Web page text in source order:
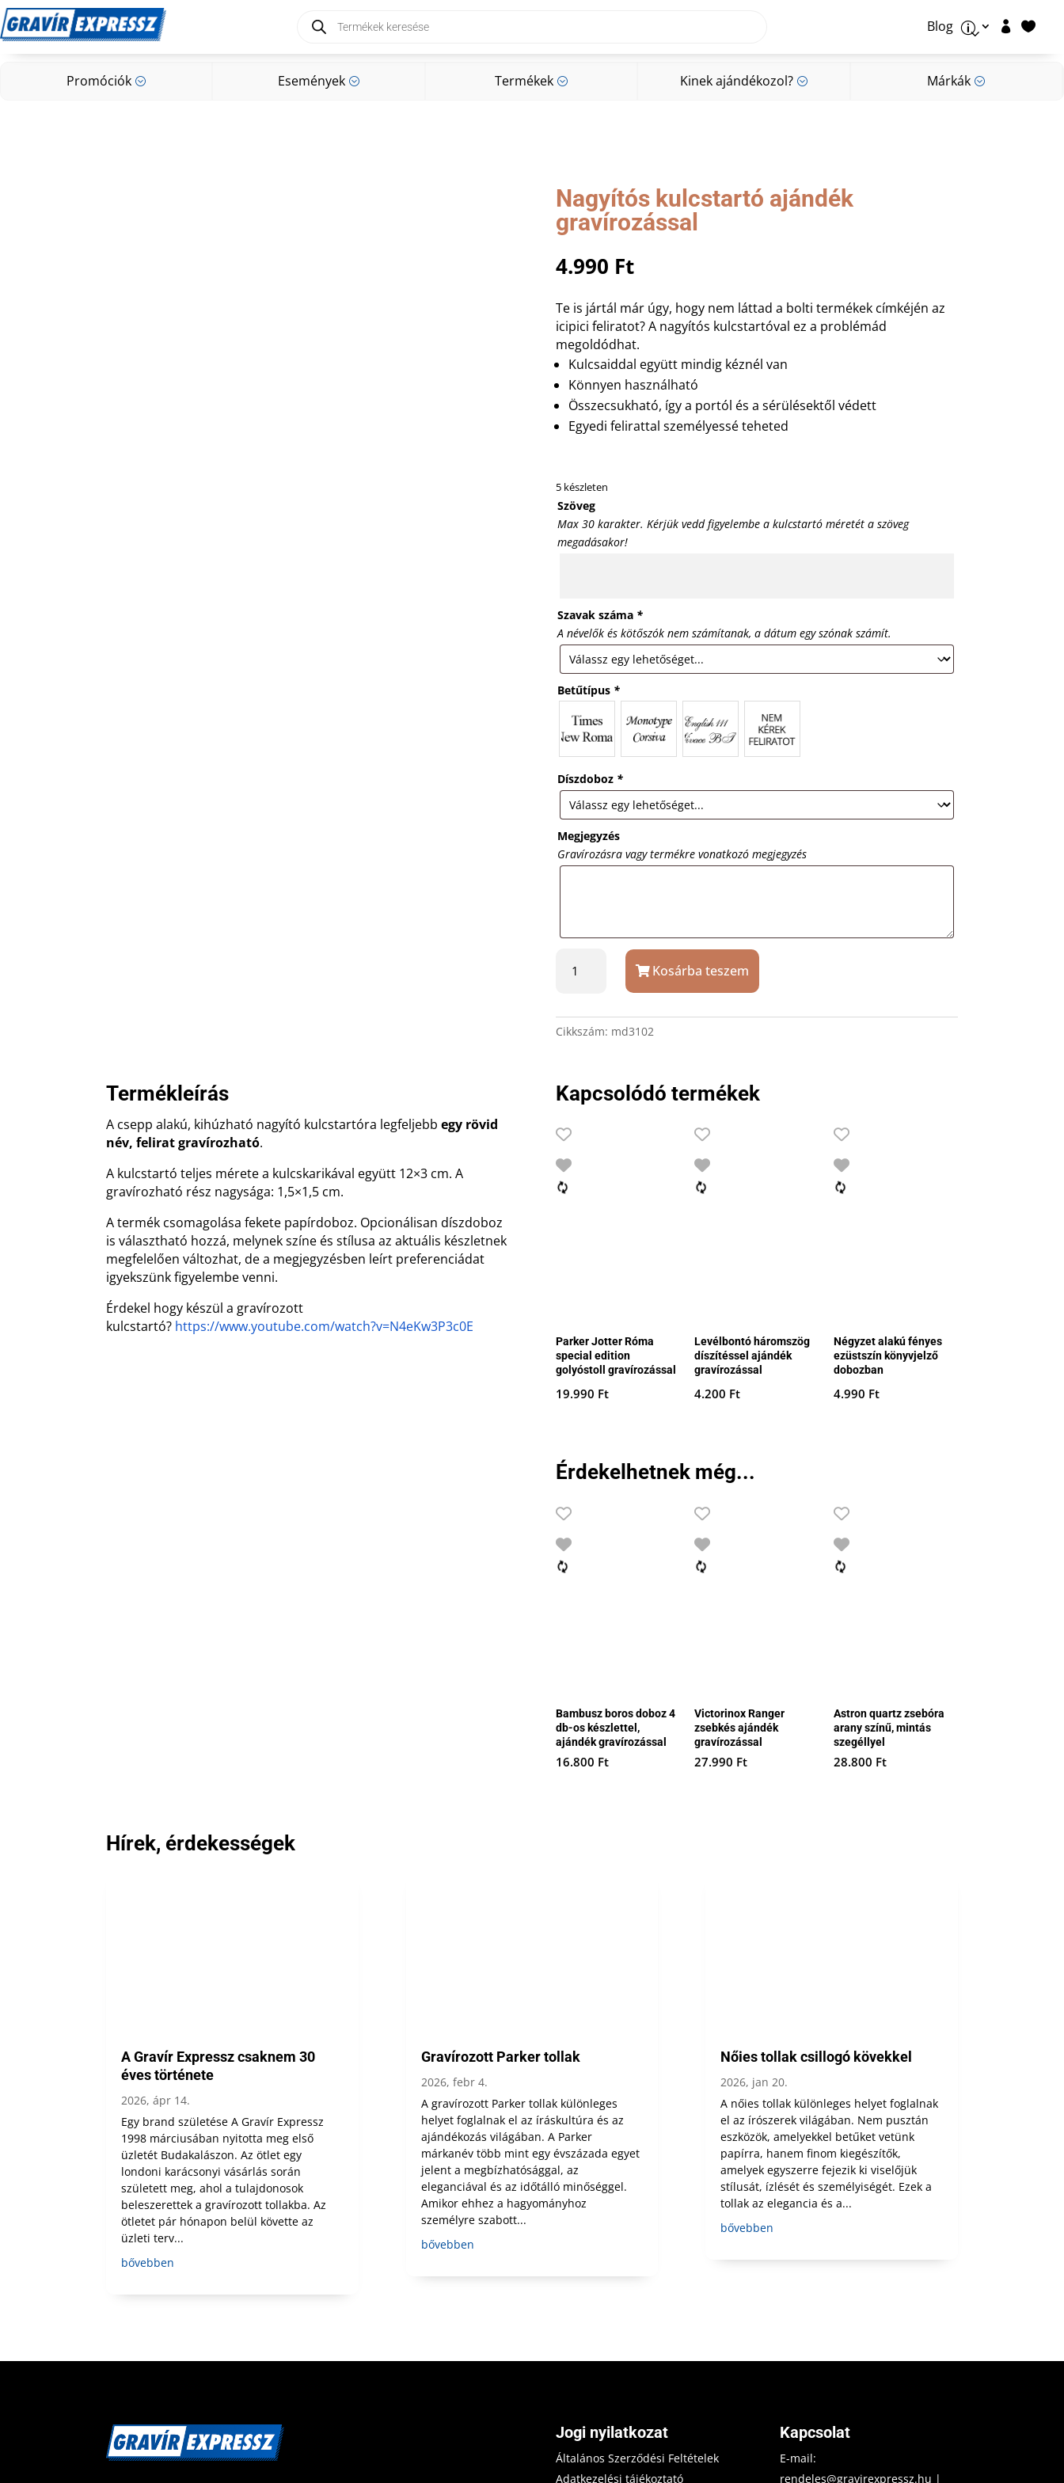
search Blog p  
Promóciók ; Események ; Termékek ; Kinek ajándékozol? ; Márkák ;
Promóciók; Események Márkák;
Nagyítós kulcstartó ajándék
gravírozással
4.990 Ft
Te is jártál már úgy, hogy nem láttad a bolti termékek címkéjén az
icipici feliratot? A nagyítós kulcstartóval ez a problémád
megoldódhat.
Kulcsaiddal együtt mindig kéznél van
Könnyen használható
Összecsukható, így a portól és a sérülésektől védett
Egyedi felirattal személyessé teheted
5 készleten
Szöveg
Max 30 karakter. Kérjük vedd figyelembe a kulcstartó méretét a szöveg
megadásakor!
Szavak száma *
A névelők és kötőszók nem számítanak, a dátum egy szónak számít.
Betűtípus *
Díszdoboz *
Megjegyzés
Gravírozásra vagy termékre vonatkozó megjegyzés
kulcstartó
mennyiség
Kosárba teszem
Cikkszám: md3102
Termékleírás
A csepp alakú, kihúzható nagyító kulcstartóra legfeljebbegy rövid
név, felirat gravírozható.
A kulcstartó teljes mérete a kulcskarikával együtt 12×3 cm. A
gravírozható rész nagysága: 1,5×1,5 cm.
A termék csomagolása fekete papírdoboz. Opcionálisan díszdoboz
is választható hozzá, melynek színe és stílusa az aktuális készletnek
megfelelően változhat, de a megjegyzésben leírt preferenciádat
igyekszünk figyelembe venni.
Érdekel hogy készül a gravírozott
kulcstartó? https://www.youtube.com/watch?v=N4eKw3P3c0E
Kapcsolódó termékek
Parker Jotter Róma
special edition
golyóstoll gravírozással
19.990 Ft
Levélbontó háromszög
díszítéssel ajándék
gravírozással
4.200 Ft
Négyzet alakú fényes
ezüstszín könyvjelző
dobozban
4.990 Ft
Érdekelhetnek még...
Bambusz boros doboz 4
db-os készlettel,
ajándék gravírozással
16.800 Ft
Victorinox Ranger
zsebkés ajándék
gravírozással
27.990 Ft
Astron quartz zsebóra
arany színű, mintás
szegéllyel
28.800 Ft
Hírek, érdekességek
A Gravír Expressz csaknem 30
éves története
2026, ápr 14.
Egy brand születése A Gravír Expressz
1998 márciusában nyitotta meg első
üzletét Budakalászon. Az ötlet egy
londoni karácsonyi vásárlás során
született meg, ahol a tulajdonosok
beleszerettek a gravírozott tollakba. Az
ötletet pár hónapon belül követte az
üzleti terv...
bővebben
Gravírozott Parker tollak
2026, febr 4.
A gravírozott Parker tollak különleges
helyet foglalnak el az íráskultúra és az
ajándékozás világában. A Parker
márkanév több mint egy évszázada egyet
jelent a megbízhatósággal, az
eleganciával és az időtálló minőséggel.
Amikor ehhez a hagyományhoz
személyre szabott...
bővebben
Nőies tollak csillogó kövekkel
2026, jan 20.
A nőies tollak különleges helyet foglalnak
el az írószerek világában. Nem pusztán
eszközök, amelyekkel betűket vetünk
papírra, hanem finom kiegészítők,
amelyek egyszerre fejezik ki viselőjük
stílusát, ízlését és személyiségét. Ezek a
tollak az elegancia és a...
bővebben
Jogi nyilatkozat
Általános Szerződési Feltételek
Adatkezelési tájékoztató
Kapcsolat
E-mail:
rendeles@gravirexpressz.hu |